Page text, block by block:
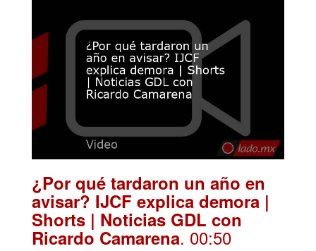
¿Por qué tardaron un año en
avisar? IJCF explica demora |
Shorts | Noticias GDL con
Ricardo Camarena. 00:50